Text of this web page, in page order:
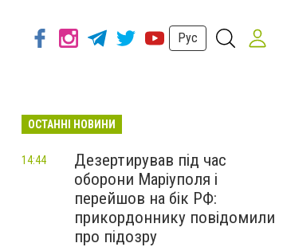
Рус
ОСТАННІ НОВИНИ
Дезертирував під час
оборони Маріуполя і
перейшов на бік РФ:
прикордоннику повідомили
про підозру
14:44